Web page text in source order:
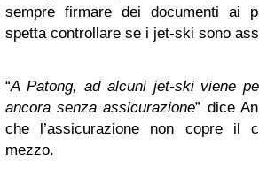
sempre firmare dei documenti ai
spetta controllare se i jet-ski sono
“A Patong, ad alcuni jet-ski viene
ancora senza assicurazione” dice
che l’assicurazione non copre il
mezzo.